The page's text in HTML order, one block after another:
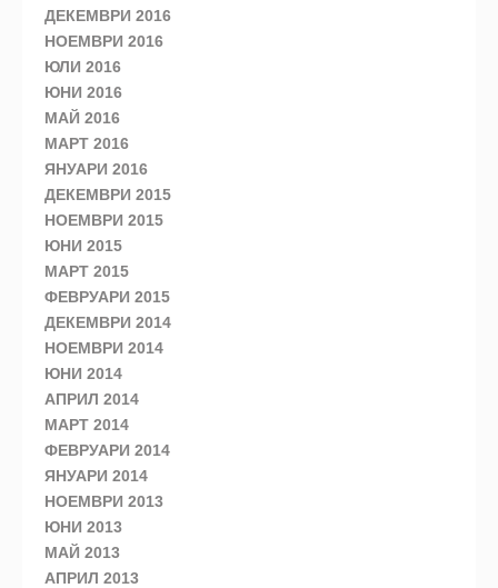
ДЕКЕМВРИ 2016
НОЕМВРИ 2016
ЮЛИ 2016
ЮНИ 2016
МАЙ 2016
МАРТ 2016
ЯНУАРИ 2016
ДЕКЕМВРИ 2015
НОЕМВРИ 2015
ЮНИ 2015
МАРТ 2015
ФЕВРУАРИ 2015
ДЕКЕМВРИ 2014
НОЕМВРИ 2014
ЮНИ 2014
АПРИЛ 2014
МАРТ 2014
ФЕВРУАРИ 2014
ЯНУАРИ 2014
НОЕМВРИ 2013
ЮНИ 2013
МАЙ 2013
АПРИЛ 2013